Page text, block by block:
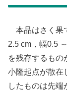
本品はさく果
2.5 cm，幅0.5
を残存するもの
小隆起点が散在
したものは先